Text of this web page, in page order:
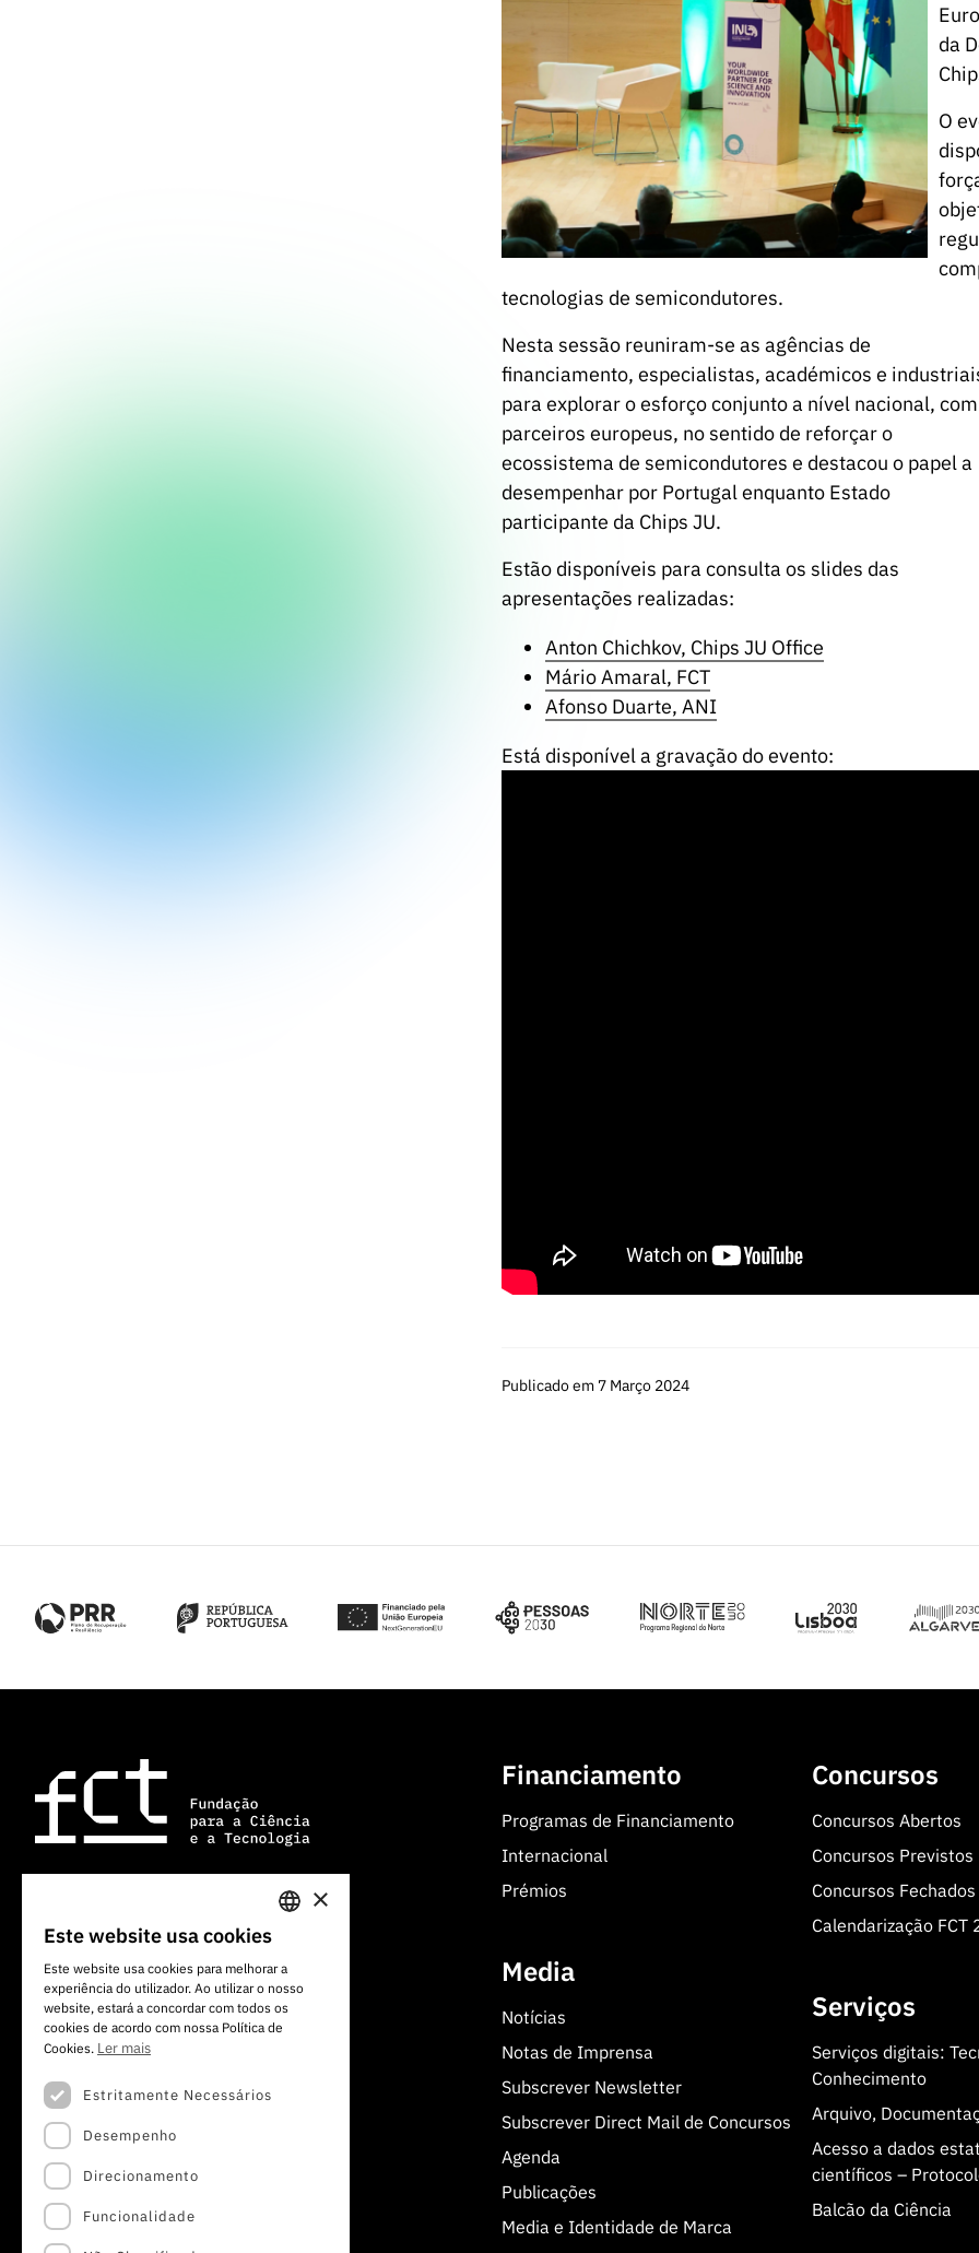
da
O
tecnologias de semicondutores.
Nesta sessão reuniram-se as agências de
financiamento, especialistas, académicos e
para explorar o esforço conjunto a nível nacional, com
parceiros europeus, no sentido de reforçar o
ecossistema de semicondutores e destacou o papel a
desempenhar por Portugal enquanto Estado
participante da Chips JU.
Estão disponíveis para consulta os slides das
apresentações realizadas:
Anton Chichkov, Chips JU Office
Mário Amaral, FCT
Afonso Duarte, ANI
Está disponível a gravação do evento:
Publicado em 7 Março 2024
Av. do Brasil, 101
+351 213 924 300
Financiamento
Programas de Financiamento
Internacional
Prémios
Media
Notícias
Notas de Imprensa
Subscrever Newsletter
Subscrever Direct Mail de Concursos
Agenda
Publicações
Media e Identidade de Marca
Concursos
Concursos Abertos
Concursos Previstos
Concursos Fechados
Calendarização FCT
Serviços
Serviços digitais:
Conhecimento
Arquivo,
Acesso a dados
científicos –
Balcão da Ciência
PORTUGUESE
ENGLISH
×
Este website usa cookies
Este website usa cookies para melhorar a
experiência do utilizador. Ao utilizar o nosso
website, estará a concordar com todos os
cookies de acordo com nossa Política de
Cookies. Ler mais
Estritamente Necessários
Desempenho
Direcionamento
Funcionalidade